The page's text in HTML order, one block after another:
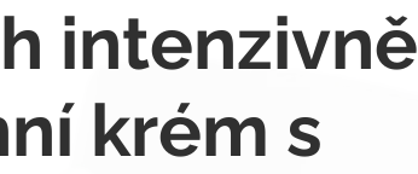
intenzivně
krém s